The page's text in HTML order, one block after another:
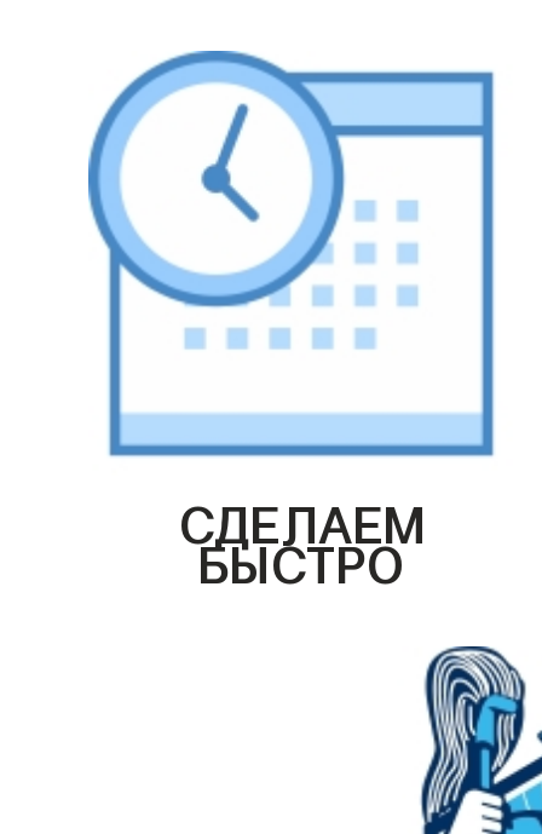
СДЕЛАЕМ
БЫСТРО